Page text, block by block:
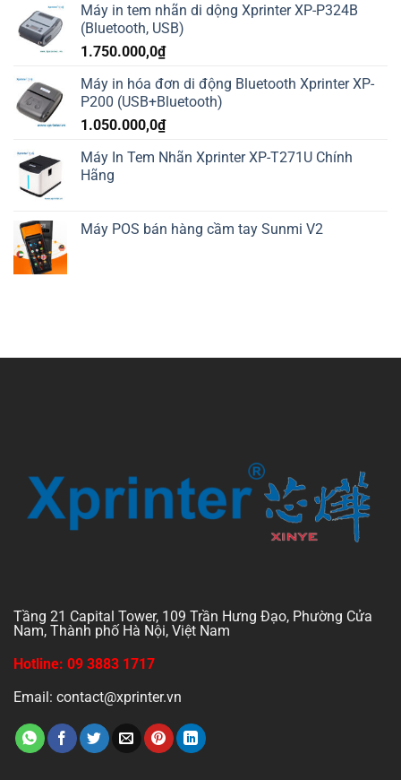
Máy in tem nhãn di dộng Xprinter XP-P324B
(Bluetooth, USB)
1.750.000,0₫
Máy in hóa đơn di động Bluetooth Xprinter XP-
P200 (USB+Bluetooth)
1.050.000,0₫
Máy In Tem Nhãn Xprinter XP-T271U Chính
Hãng
Máy POS bán hàng cầm tay Sunmi V2
Tầng 21 Capital Tower, 109 Trần Hưng Đạo, Phường Cửa
Nam, Thành phố Hà Nội, Việt Nam
Hotline: 09 3883 1717
Email: contact@xprinter.vn